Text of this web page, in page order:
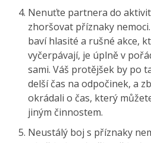
Nenuťte partnera do
zhoršovat příznaky
baví hlasité a rušné akce,
vyčerpávají, je úplně v
sami. Váš protějšek by po
delší čas na odpočinek, a
okrádali o čas, který
jiným činnostem.
Neustálý boj s příznaky